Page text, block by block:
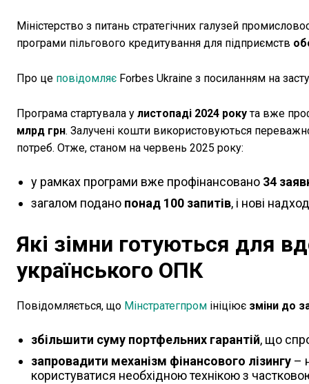
Міністерство з питань стратегічних галузей
програми пільгового кредитування для підприємств
Про це повідомляє Forbes Ukraine з посиланням на
Програма стартувала у листопаді 2024 рокута вже
млрд грн. Залучені кошти використовуються
потреб. Отже, станом на червень 2025 року:
у рамках програми вже профінансовано 34
загалом подано понад 100 запитів, і нові
Які зімни готуються для
українського ОПК
Повідомляється, що Мінстратегпром ініціює зміни до
збільшити суму портфельних гарантій, що
запровадити механізм фінансового лізингу –
користуватися необхідною технікою з